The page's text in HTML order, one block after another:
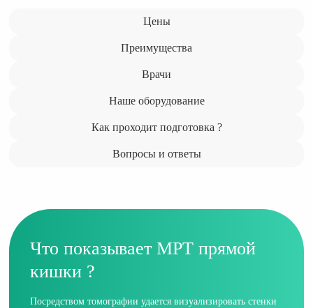
Цены
Преимущества
Врачи
Наше оборудование
Как проходит подготовка ?
Вопросы и ответы
Что показывает МРТ прямой
кишки ?
Посредством томографии удается визуализировать стенки